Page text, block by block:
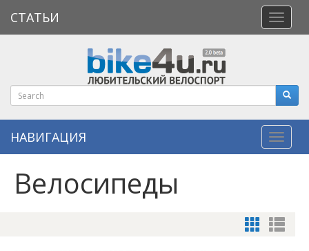
меню
СТАТЬИ
НАВИГАЦИЯ
Велосипеды